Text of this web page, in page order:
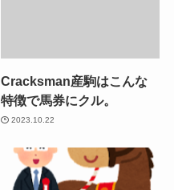
Cracksman産駒はこんな
特徴で馬券にクル。
2023.10.22